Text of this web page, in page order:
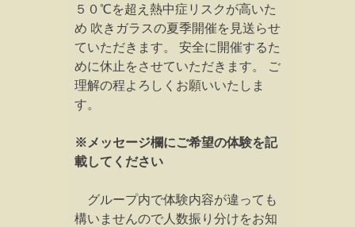
５０℃を超え熱中症リスクが高いた
め 吹きガラスの夏季開催を見送らせ
ていただきます。 安全に開催するた
めに休止をさせていただきます。 ご
理解の程よろしくお願いいたしま
す。
※メッセージ欄にご希望の体験を記
載してください
グループ内で体験内容が違っても
構いませんので人数振り分けをお知